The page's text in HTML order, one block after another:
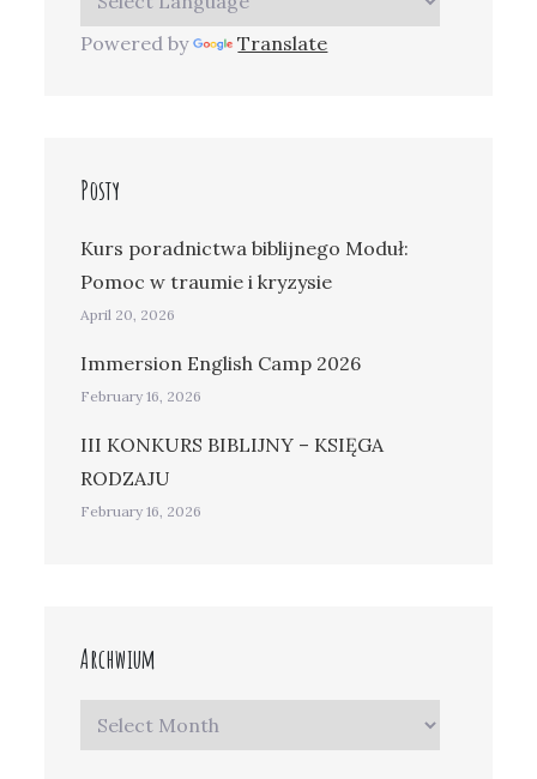
Powered by Translate
Posty
Kurs poradnictwa biblijnego Moduł:
Pomoc w traumie i kryzysie
April 20, 2026
Immersion English Camp 2026
February 16, 2026
III KONKURS BIBLIJNY – KSIĘGA
RODZAJU
February 16, 2026
Archwium
Archwium